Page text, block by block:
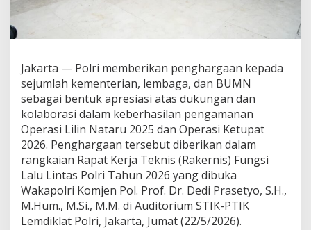
K
m
e
t
e
r
i
a
n
d
a
n
L
Jakarta — Polri memberikan penghargaan kepada
sejumlah kementerian, lembaga, dan BUMN
sebagai bentuk apresiasi atas dukungan dan
kolaborasi dalam keberhasilan pengamanan
Operasi Lilin Nataru 2025 dan Operasi Ketupat
2026. Penghargaan tersebut diberikan dalam
rangkaian Rapat Kerja Teknis (Rakernis) Fungsi
Lalu Lintas Polri Tahun 2026 yang dibuka
Wakapolri Komjen Pol. Prof. Dr. Dedi Prasetyo, S.H.,
M.Hum., M.Si., M.M. di Auditorium STIK-PTIK
Lemdiklat Polri, Jakarta, Jumat (22/5/2026).